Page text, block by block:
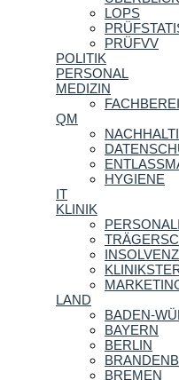
LOPS
PRÜFVV
POLITIK
PERSONAL
MEDIZIN
QM
HYGIENE
IT
KLINIK
INSOLVENZ
LAND
BADEN-
BAYERN
BERLIN
BREMEN